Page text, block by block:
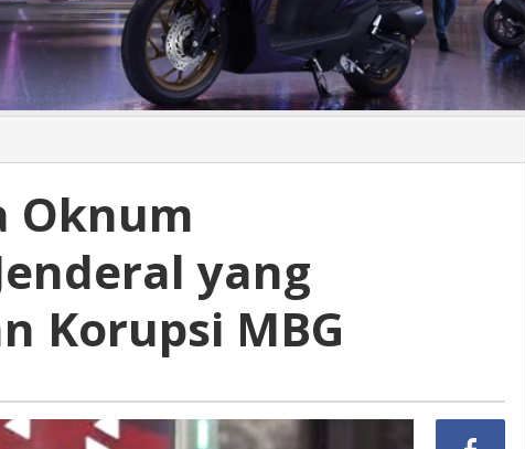
Oknum
yang
Korupsi MBG